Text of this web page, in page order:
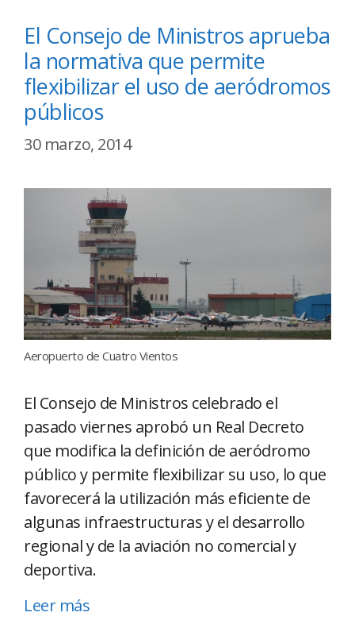
El Consejo de Ministros aprueba
la normativa que permite
flexibilizar el uso de aeródromos
públicos
30 marzo, 2014
Aeropuerto de Cuatro Vientos
El Consejo de Ministros celebrado el
pasado viernes aprobó un Real Decreto
que modifica la definición de aeródromo
público y permite flexibilizar su uso, lo que
favorecerá la utilización más eficiente de
algunas infraestructuras y el desarrollo
regional y de la aviación no comercial y
deportiva.
Leer más